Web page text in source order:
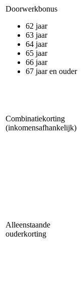
Doorwerkbonus
62 jaar
63 jaar
64 jaar
65 jaar
66 jaar
67 jaar en ouder
Combinatiekorting
(inkomensafhankelijk)
Alleenstaande
ouderkorting